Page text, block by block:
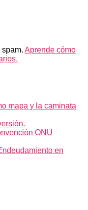
Aprende cómo
mapa y la caminata
ONU
en